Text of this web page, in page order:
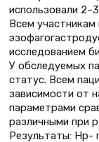
использовали
Всем участникам
исследованием
У обследуемых
статус. Всем
зависимости от
параметрами
различными при
Результаты: Нр-